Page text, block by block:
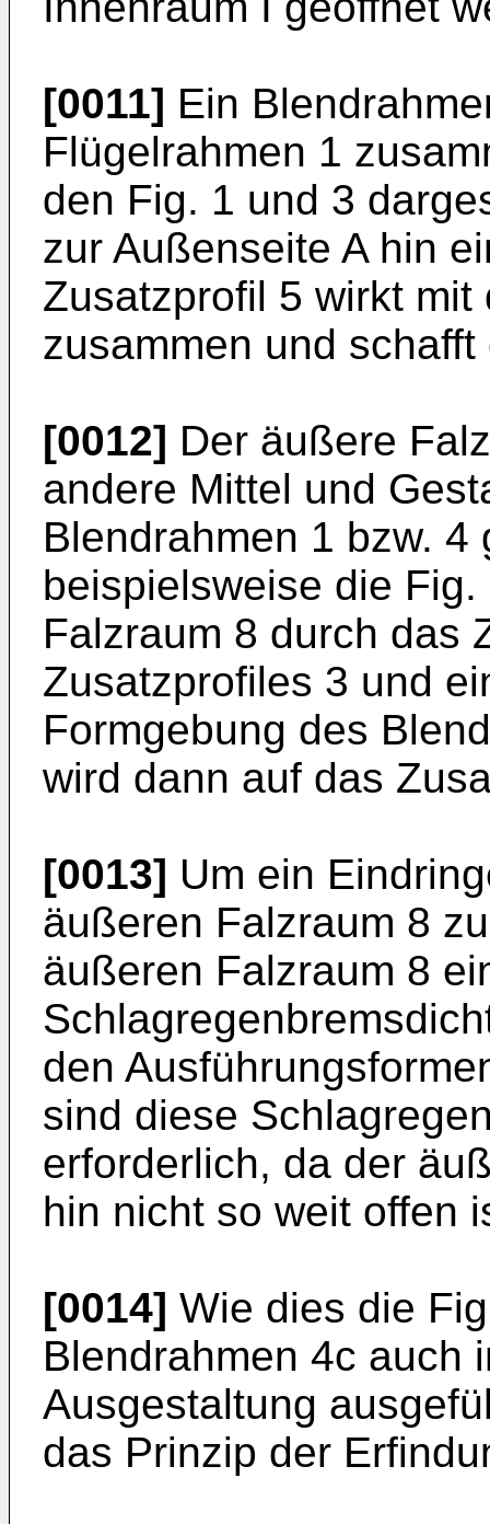
[0011] Ein
Flügelrahmen 1
den Fig. 1 und 3
zur Außenseite A hin
Zusatzprofil 5 wirkt
zusammen und
[0012] Der äußere
andere Mittel und
Blendrahmen 1 bzw.
beispielsweise die
Falzraum 8 durch das
Zusatzprofiles 3 und
Formgebung des
wird dann auf das
[0013] Um ein
äußeren Falzraum 8
äußeren Falzraum 8
den
sind diese
erforderlich, da der
hin nicht so weit offen
[0014] Wie dies die
Blendrahmen 4c auch
Ausgestaltung
das Prinzip der